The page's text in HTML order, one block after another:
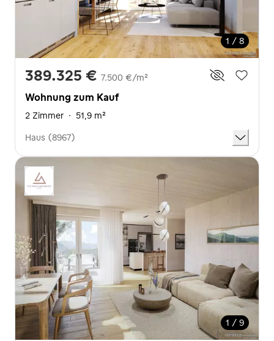
1 / 8
389.325 € 7.500 €/m²
Wohnung zum Kauf
2 Zimmer · 51,9 m²
Haus (8967)
1 / 9